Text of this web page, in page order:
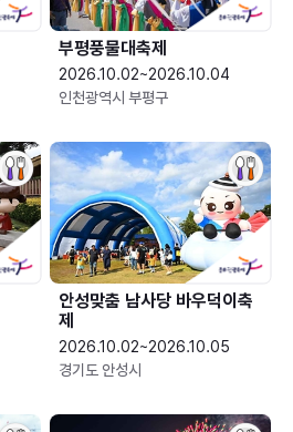
부평풍물대축제
2026.10.02~2026.10.04
인천광역시 부평구
안성맞춤 남사당 바우덕이축
제
2026.10.02~2026.10.05
경기도 안성시